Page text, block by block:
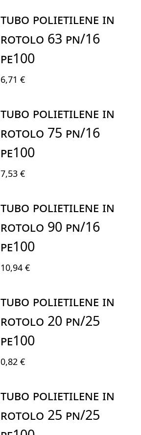
TUBO POLIETILENE IN
ROTOLO 63 PN/16
PE100
6,71 €
TUBO POLIETILENE IN
ROTOLO 75 PN/16
PE100
7,53 €
TUBO POLIETILENE IN
ROTOLO 90 PN/16
PE100
10,94 €
TUBO POLIETILENE IN
ROTOLO 20 PN/25
PE100
0,82 €
TUBO POLIETILENE IN
ROTOLO 25 PN/25